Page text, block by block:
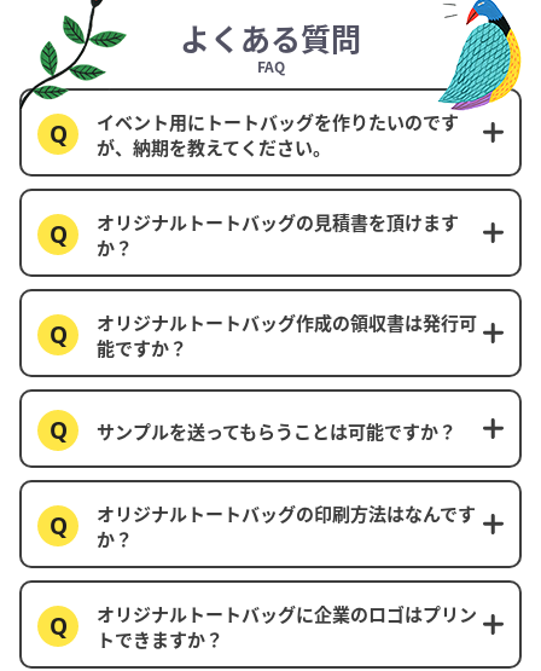
よくある質問
FAQ
イベント用にトートバッグを作りたいのです
が、納期を教えてください。
オリジナルトートバッグの見積書を頂けます
か？
オリジナルトートバッグ作成の領収書は発行可
能ですか？
サンプルを送ってもらうことは可能ですか？
オリジナルトートバッグの印刷方法はなんです
か？
オリジナルトートバッグに企業のロゴはプリン
トできますか？